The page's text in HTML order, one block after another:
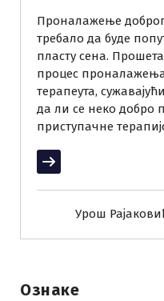
Проналажење
требало да буде
пласту сена.
процес
терапеута,
да ли се неко добро
приступачне
Прочитај више
Урош
Ознаке